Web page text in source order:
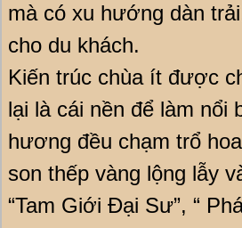
mà có xu hướng dàn
cho du khách.
Kiến trúc chùa ít được
lại là cái nền để làm nổi
hương đều chạm trổ
son thếp vàng lộng lẫy
“Tam Giới Đại Sư”, “